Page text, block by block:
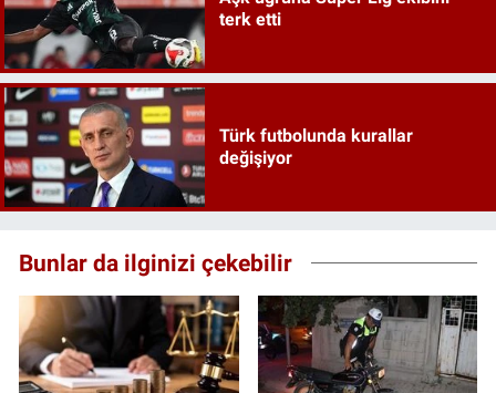
terk etti
Türk futbolunda kurallar
değişiyor
Bunlar da ilginizi çekebilir